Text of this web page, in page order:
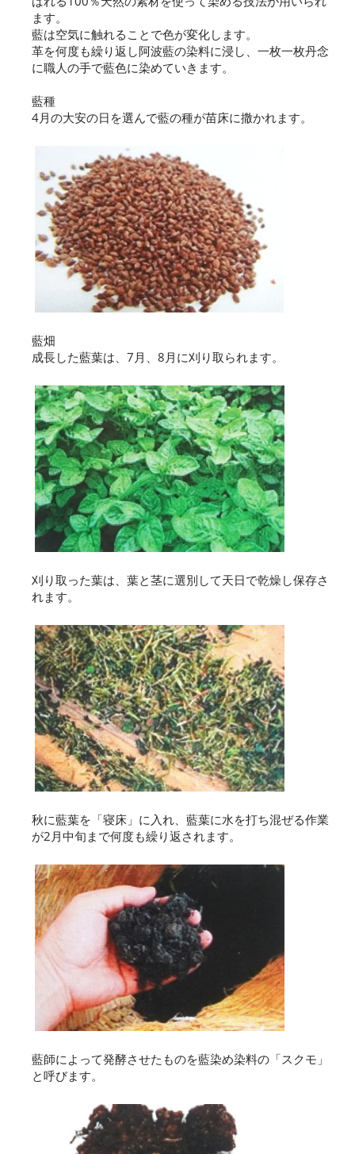
ます。
藍は空気に触れることで色が変化します。
革を何度も繰り返し阿波藍の染料に浸し、一枚一枚丹念
に職人の手で藍色に染めていきます。
藍種
4月の大安の日を選んで藍の種が苗床に撒かれます。
藍畑
成長した藍葉は、7月、8月に刈り取られます。
刈り取った葉は、葉と茎に選別して天日で乾燥し保存さ
れます。
秋に藍葉を「寝床」に入れ、藍葉に水を打ち混ぜる作業
が2月中旬まで何度も繰り返されます。
藍師によって発酵させたものを藍染め染料の「スクモ」
と呼びます。